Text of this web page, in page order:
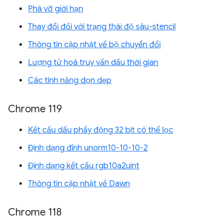
Phá vỡ giới hạn
Thay đổi đối với trạng thái độ sâu-stencil
Thông tin cập nhật về bộ chuyển đổi
Lượng tử hoá truy vấn dấu thời gian
Các tính năng dọn dẹp
Chrome 119
Kết cấu dấu phẩy động 32 bit có thể lọc
Định dạng đỉnh unorm10-10-10-2
Định dạng kết cấu rgb10a2uint
Thông tin cập nhật về Dawn
Chrome 118